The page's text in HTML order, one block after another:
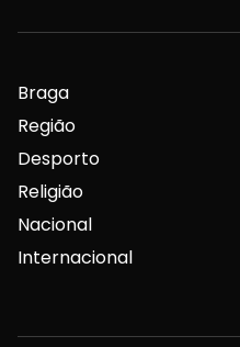
Braga
Região
Desporto
Religião
Nacional
Internacional